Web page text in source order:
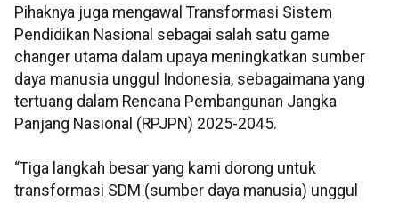
Pihaknya juga mengawal Transformasi Sistem
Pendidikan Nasional sebagai salah satu game
changer utama dalam upaya meningkatkan sumber
daya manusia unggul Indonesia, sebagaimana yang
tertuang dalam Rencana Pembangunan Jangka
Panjang Nasional (RPJPN) 2025-2045.
“Tiga langkah besar yang kami dorong untuk
transformasi SDM (sumber daya manusia) unggul